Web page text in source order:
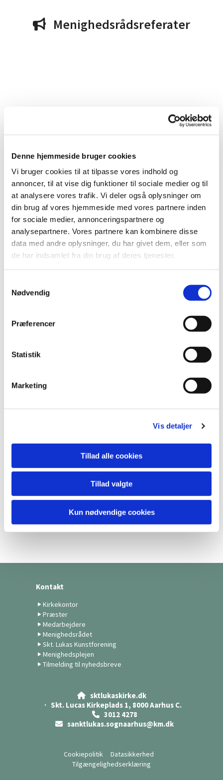
Denne hjemmeside bruger cookies
Vi bruger cookies til at tilpasse vores indhold og
annoncer, til at vise dig funktioner til sociale medier og til
at analysere vores trafik. Vi deler også oplysninger om
din brug af vores hjemmeside med vores partnere inden
for sociale medier, annonceringspartnere og
analysepartnere. Vores partnere kan kombinere disse
data med andre oplysninger, du har givet dem, eller som
de har indsamlet fra din brug af deres tjenester.
Nødvendig
Præferencer
Statistik
Marketing
Vis detaljer
Tillad alle cookies
Tillad valgte
Kun nødvendige cookies
 Menighedsrådsreferater
Menighedsrådsmøder
Kontakt
Kirkekontor
Præster
Medarbejdere
Menighedsrådet
Skt. Lukas Kunstforening
Menighedsplejen
Tilmelding til nyhedsbreve
sktlukaskirke.dk
· Skt. Lucas Kirkeplads 1, 8000 Aarhus C.
3012 4278
 sanktlukas.sognaarhus@km.dk
Cookiepolitik
Datasikkerhed
Tilgængelighedserklæring